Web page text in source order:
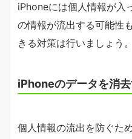
iPhoneには個人情報が入
の情報が流出する可能性
きる対策は行いましょう。
iPhoneのデータを消
個人情報の流出を防ぐた